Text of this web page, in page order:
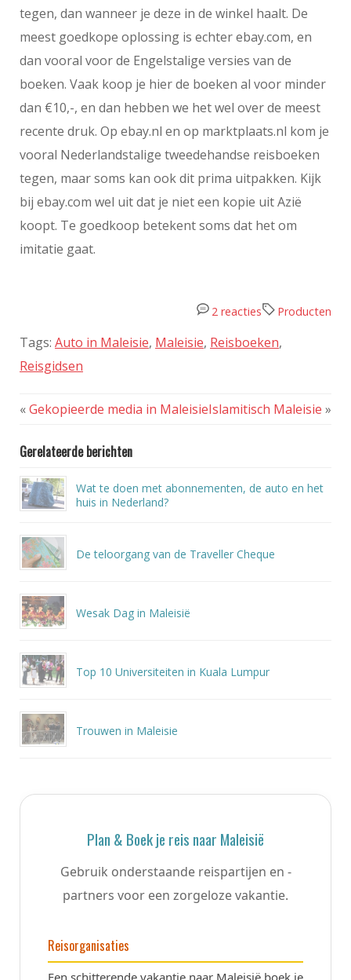
tegen, dan wanneer je deze in de winkel haalt. De
meest goedkope oplossing is echter ebay.com, en
dan vooral voor de Engelstalige versies van de
boeken. Vaak koop je hier de boeken al voor minder
dan €10,-, en dan hebben we het wel over de meest
recente druk. Op ebay.nl en op marktplaats.nl kom je
vooral Nederlandstalige tweedehandse reisboeken
tegen, maar soms kan ook dit prima uitpakken. Kijk
bij ebay.com wel uit dat je niet een kopie uit Azië
koopt. Te goedkoop betekent soms dat het om
imitatie gaat.
Producten
2 reacties
Tags: Auto in Maleisie, Maleisie, Reisboeken,
Reisgidsen
«Gekopieerde media in MaleisieIslamitisch Maleisie »
Gerelateerde berichten
Wat te doen met abonnementen, de auto en het
huis in Nederland?
De teloorgang van de Traveller Cheque
Wesak Dag in Maleisië
Top 10 Universiteiten in Kuala Lumpur
Trouwen in Maleisie
Plan & Boek je reis naar Maleisië
Gebruik onderstaande reispartijen en -
partners voor een zorgeloze vakantie.
Reisorganisaties